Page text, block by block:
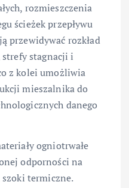
rozmieszczenia
ścieżek przepływu
przewidywać rozkład
stagnacji i
z kolei umożliwia
mieszalnika do
danego
ogniotrwałe
odporności na
termiczne.